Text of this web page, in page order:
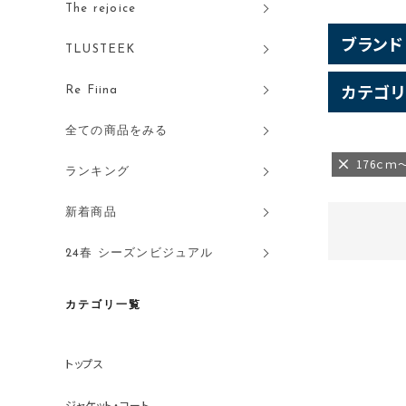
The rejoice
TLUSTEEK
Re Fiina
全ての商品をみる
ランキング
新着商品
24春 シーズンビジュアル
カテゴリ一覧
トップス
ブランド
カテゴリ
176ｃｍ